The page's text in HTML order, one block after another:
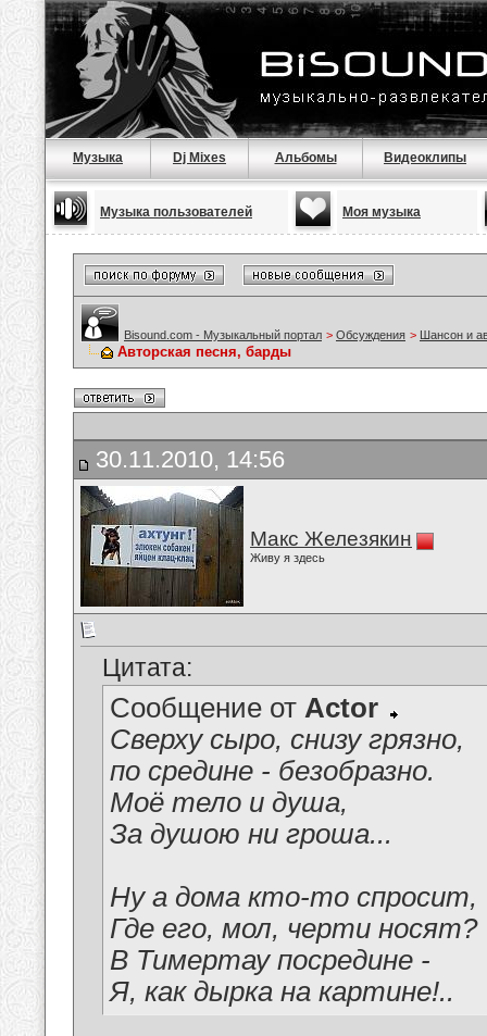
Музыка Dj Mixes Альбомы Видеоклипы
Музыка пользователей Моя музыка
Bisound.com - Музыкальный портал > Обсуждения > Шансон и
Авторская песня, барды
30.11.2010, 14:56
Макс Железякин
Живу я здесь
Цитата:
Сообщение от Actor
Сверху сыро, снизу грязно,
по средине - безобразно.
Моё тело и душа,
За душою ни гроша...
Ну а дома кто-то спросит,
Где его, мол, черти носят?
В Тимертау посредине -
Я, как дырка на картине!..